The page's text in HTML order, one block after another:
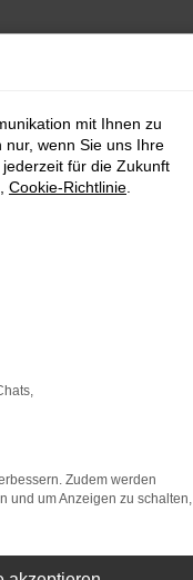
mit Ihnen zu
wenn Sie uns Ihre
für die Zukunft
Cookie-Richtlinie
Zudem werden
und um Anzeigen zu schalten,